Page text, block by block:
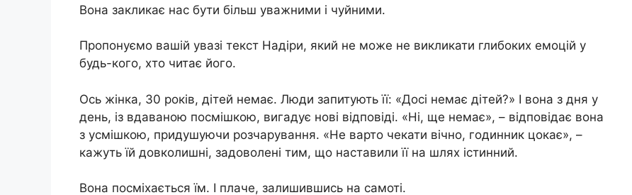
Вона закликає нас бути більш уважними і чуйними.
Пропонуємо вашій увазі текст Надіри, який не може не викликати глибоких емоцій у
будь-кого, хто читає його.
Ось жінка, 30 років, дітей немає. Люди запитують її: «Досі немає дітей?» І вона з дня у
день, із вдаваною посмішкою, вигадує нові відповіді. «Ні, ще немає», – відповідає вона
з усмішкою, придушуючи розчарування. «Не варто чекати вічно, годинник цокає», –
кажуть їй довколишні, задоволені тим, що наставили її на шлях істинний.
Вона посміхається їм. І плаче, залишившись на самоті.